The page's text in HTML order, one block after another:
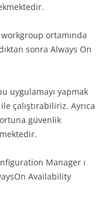
ortamında
sonra Always On
uygulamayı yapmak
çalıştırabiliriz. Ayrıca
güvenlik
Manager ı
Availability